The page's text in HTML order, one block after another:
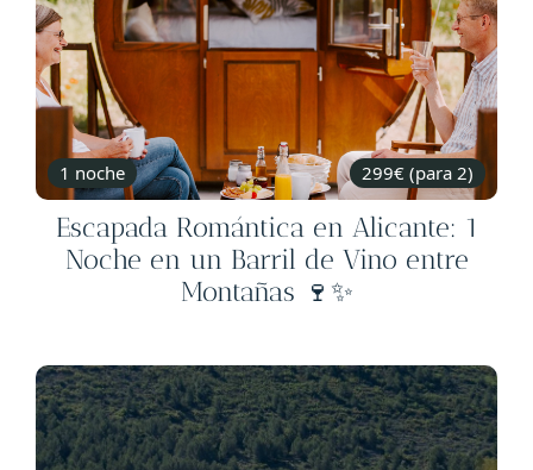
1 noche 299€ (para 2)
Escapada Romántica en Alicante: 1
Noche en un Barril de Vino entre
Montañas 🍷✨